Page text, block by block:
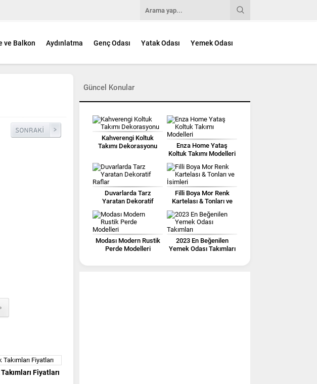
ve Balkon Aydınlatma Genç Odası Yatak Odası Yemek Odası
Fiyatları
Güncel Konular
Kahverengi Koltuk
Takımı Dekorasyonu
Enza Home Yataş
Koltuk Takımı Modelleri
Duvarlarda Tarz
Yaratan Dekoratif
Filli Boya Mor Renk
Kartelası & Tonları ve
Modası Modern Rustik
Perde Modelleri
2023 En Beğenilen
Yemek Odası Takımları